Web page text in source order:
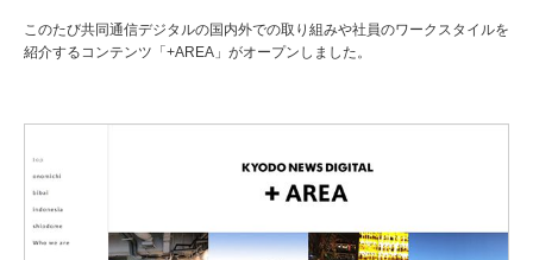
このたび共同通信デジタルの国内外での取り組みや社員のワークスタイルを
紹介するコンテンツ「+AREA」がオープンしました。